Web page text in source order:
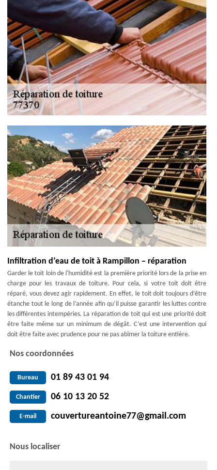
Infiltration d’eau de toit à Rampillon – réparation
Garder le toit loin de l'humidité est la première priorité lors de la prise en
charge pour les travaux de toiture. Pour cela, si votre toit doit être
réparé, vous devez agir rapidement. En effet, le toit doit toujours d’être
étanche tout le long de l’année afin qu’il puisse garantir les luttes contre
les différentes intempéries. La réparation de toit qui est une priorité doit
être faite même sur un minimum de dégât. C’est une intervention qui
doit être faite avec prudence pour ne pas abîmer la toiture entière.
Nos coordonnées
Bureau 01 89 43 01 94
Chantier 06 10 13 20 52
E-mail couvertureantoine77@gmail.com
Nous localiser